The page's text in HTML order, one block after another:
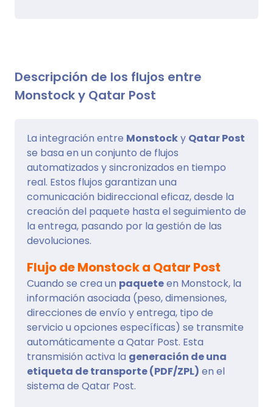
Descripción de los flujos entre
Monstock y Qatar Post
La integración entre Monstocky Qatar Post
se basa en un conjunto de flujos
automatizados y sincronizados en tiempo
real. Estos flujos garantizan una
comunicación bidireccional eficaz, desde la
creación del paquete hasta el seguimiento de
la entrega, pasando por la gestión de las
devoluciones.
Flujo de Monstock a Qatar Post
Cuando se crea un paqueteen Monstock, la
información asociada (peso, dimensiones,
direcciones de envío y entrega, tipo de
servicio u opciones específicas) se transmite
automáticamente a Qatar Post. Esta
transmisión activa la generación de una
etiqueta de transporte (PDF/ZPL) en el
sistema de Qatar Post.